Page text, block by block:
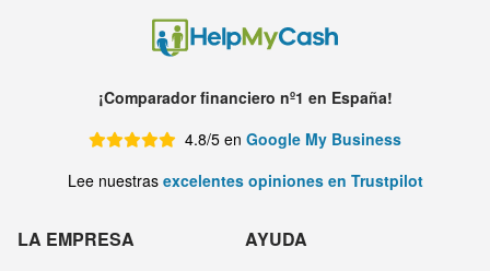
¡Comparador financiero nº1 en España!
4.8/5 en Google My Business
Lee nuestras excelentes opiniones en Trustpilot
LA EMPRESA AYUDA